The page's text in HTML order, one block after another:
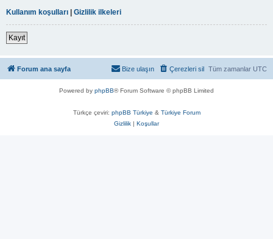
Kullanım koşulları | Gizlilik ilkeleri
Kayıt
Forum ana sayfa Tüm zamanlar UTC
Çerezleri sil
Bize ulaşın
Powered by phpBB® Forum Software © phpBB Limited
Türkçe çeviri: phpBB Türkiye & Türkiye Forum
Gizlilik | Koşullar